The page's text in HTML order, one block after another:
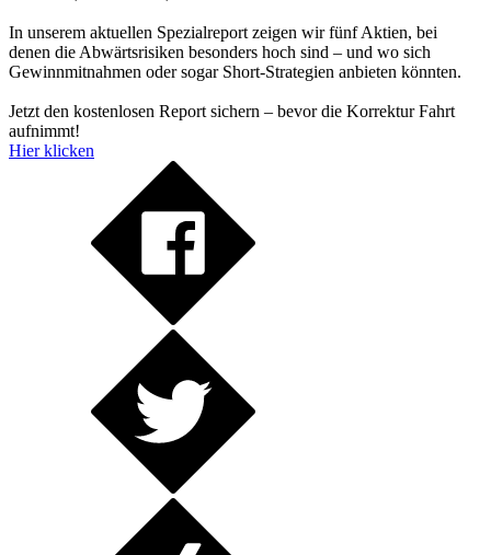
In unserem aktuellen Spezialreport zeigen wir fünf Aktien, bei
denen die Abwärtsrisiken besonders hoch sind – und wo sich
Gewinnmitnahmen oder sogar Short-Strategien anbieten könnten.
Jetzt den kostenlosen Report sichern – bevor die Korrektur Fahrt
aufnimmt!
Hier klicken